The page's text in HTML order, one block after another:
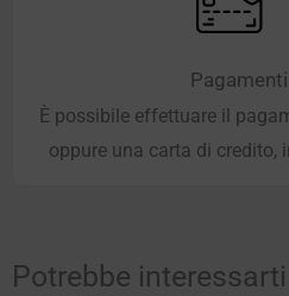
È possibile effettuare il
oppure una carta di credito,
Potrebbe